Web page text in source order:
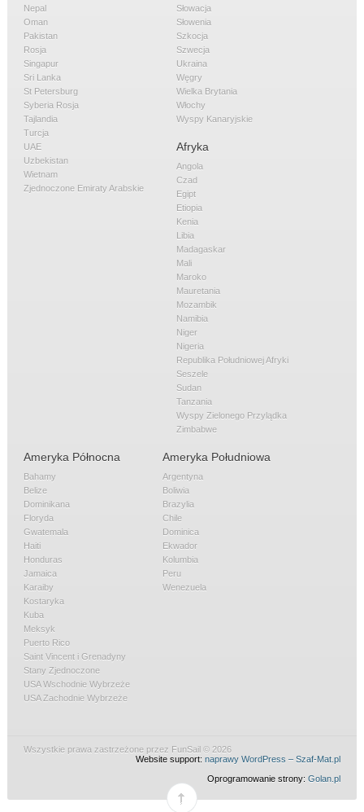
Nepal
Oman
Pakistan
Rosja
Singapur
Sri Lanka
St Petersburg
Syberia Rosja
Tajlandia
Turcja
UAE
Uzbekistan
Wietnam
Zjednoczone Emiraty Arabskie
Słowacja
Słowenia
Szkocja
Szwecja
Ukraina
Węgry
Wielka Brytania
Włochy
Wyspy Kanaryjskie
Afryka
Angola
Czad
Egipt
Etiopia
Kenia
Libia
Madagaskar
Mali
Maroko
Mauretania
Mozambik
Namibia
Niger
Nigeria
Republika Południowej Afryki
Seszele
Sudan
Tanzania
Wyspy Zielonego Przylądka
Zimbabwe
Ameryka Północna
Bahamy
Belize
Dominikana
Floryda
Gwatemala
Haiti
Honduras
Jamaica
Karaiby
Kostaryka
Kuba
Meksyk
Puerto Rico
Saint Vincent i Grenadyny
Stany Zjednoczone
USA Wschodnie Wybrzeże
USA Zachodnie Wybrzeże
Ameryka Południowa
Argentyna
Boliwia
Brazylia
Chile
Dominica
Ekwador
Kolumbia
Peru
Wenezuela
Wszystkie prawa zastrzeżone przez FunSail © 2026
Website support:naprawy WordPress – Szaf-Mat.pl
Oprogramowanie strony:Golan.pl